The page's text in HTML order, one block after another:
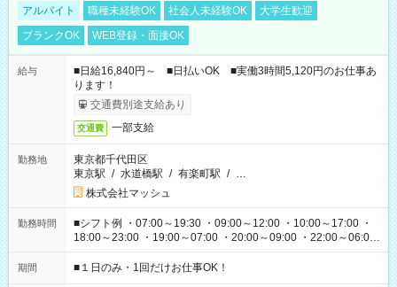
アルバイト 職種未経験OK 社会人未経験OK
大学生歓迎
ブランクOK
WEB登録・面接OK
給与
■日給16,840円～ ■日払いOK ■実働3時間5,120円のお仕事あ
ります！
交通費別途支給あり
交通費 一部支給
勤務地
東京都千代田区
東京駅 / 水道橋駅 / 有楽町駅 / …
株式会社マッシュ
勤務時間
■シフト例 ・07:00～19:30 ・09:00～12:00 ・10:00～17:00 ・
18:00～23:00 ・19:00～07:00 ・20:00～09:00 ・22:00～06:00
etc ★最短で3時間で5,120円のお仕事から 15時間で2万円近く稼
げるお仕事も！ ご希望のお時間に合わせてご紹介！ ※シフトは
期間 ■１日のみ・1回だけお仕事OK！